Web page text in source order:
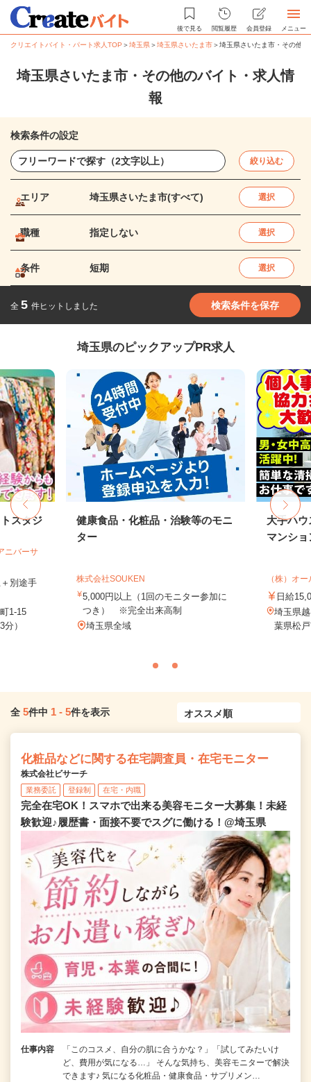
後で見る 閲覧履歴 会員登録 メニュー
クリエイトバイト・パート求人TOP ＞埼玉県＞埼玉県さいたま市＞埼玉県さいたま市・その他
埼玉県さいたま市・その他のバイト・求人情
報
検索条件の設定
絞り込む
エリア 埼玉県さいたま市(すべて) 選択
職種 指定しない 選択
条件 短期 選択
全 5 件ヒットしました 検索条件を保存
埼玉県のピックアップPR求人
スタジ
ニバーサ
別途手
1-15
）
健康食品・化粧品・治験等のモニ
ター
株式会社SOUKEN
5,000円以上（1回のモニター参加に
つき） ※完全出来高制
埼玉県全域
大手ハ
マンシ
（株）オ
日給
埼玉県
葉県松
全 5件中 1 - 5件を表示
化粧品などに関する在宅調査員・在宅モニター
株式会社ビサーチ
業務委託 登録制 在宅・内職
完全在宅OK！スマホで出来る美容モニター大募集！未経
験歓迎♪履歴書・面接不要でスグに働ける！@埼玉県
仕事内容
「このコスメ、自分の肌に合うかな？」「試してみたいけ
ど、費用が気になる…」 そんな気持ち、美容モニターで解決
できます♪ 気になる化粧品・健康食品・サプリメン…